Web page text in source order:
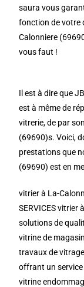
saura vous
fonction de votre
Calonniere
vous faut !
Il est à dire que
est à même de
vitrerie, de par
(69690)s. Voici,
prestations que
(69690) est en
vitrier à La-
SERVICES vitrier
solutions de
vitrine de
travaux de
offrant un
vitrine